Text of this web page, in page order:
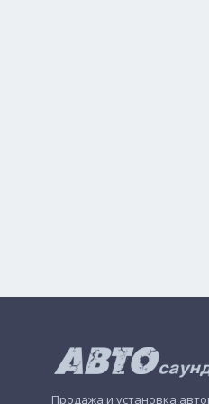
Продажа и установка